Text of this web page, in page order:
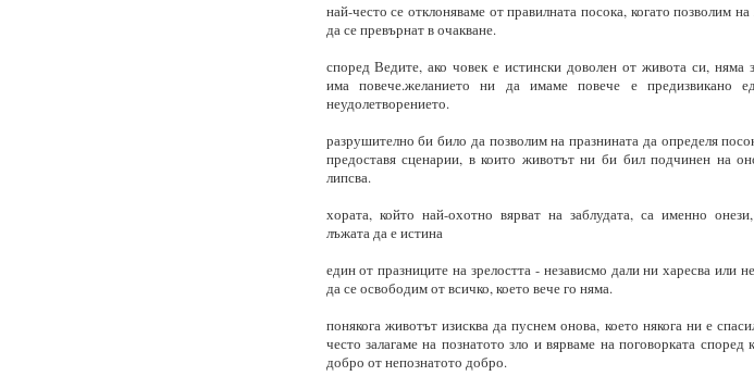
най-често се отклоняваме от правилната посока, когато позволим
да се превърнат в очакване.
според Ведите, ако човек е истински доволен от живота си, няма
има повече.желанието ни да имаме повече е предизвикано
неудолетворението.
разрушително би било да позволим на празнината да определя
предоставя сценарии, в които животът ни би бил подчинен на
липсва.
хората, който най-охотно вярват на заблудата, са именно
лъжата да е истина
един от празниците на зрелостта - независмо дали ни харесва или
да се освободим от всичко, което вече го няма.
понякога животът изисква да пуснем онова, което някога ни е
често залагаме на познатото зло и вярваме на поговорката според
добро от непознатото добро.